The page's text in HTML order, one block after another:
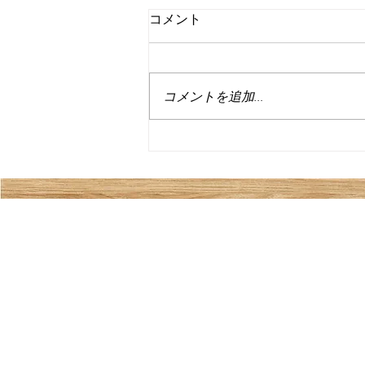
6月
コメント
コメントを追加…